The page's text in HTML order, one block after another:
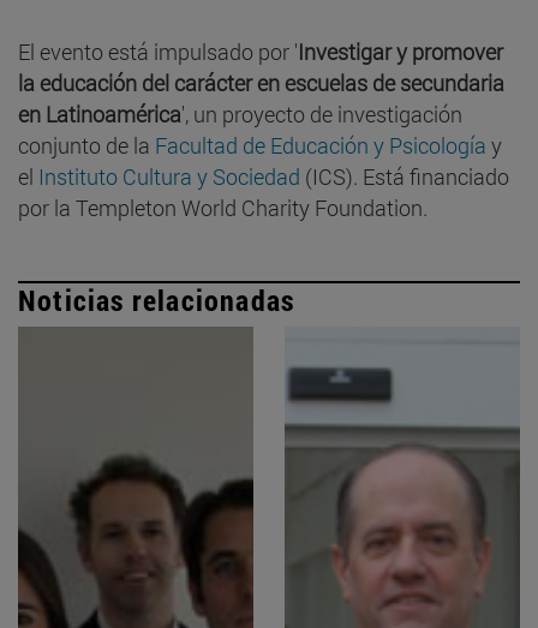
El evento está impulsado por 'Investigar y promover
la educación del carácter en escuelas de secundaria
en Latinoamérica', un proyecto de investigación
conjunto de la Facultad de Educación y Psicología y
el Instituto Cultura y Sociedad (ICS). Está financiado
por la Templeton World Charity Foundation.
Noticias relacionadas